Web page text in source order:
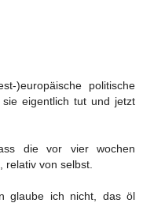
)europäische politische
eigentlich tut und jetzt
die vor vier wochen
relativ von selbst.
glaube ich nicht, das öl